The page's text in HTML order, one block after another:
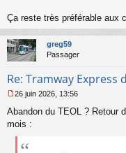
Ça reste très préférable aux
greg59
Passager
Re: Tramway Express
e
s
26 juin 2026, 13:56
Abandon du TEOL ? Retour
mois :